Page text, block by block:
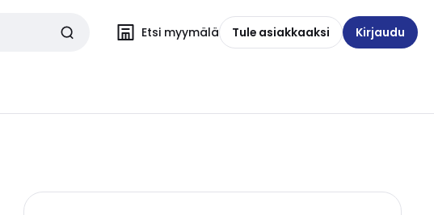
Etsi myymälä Tule asiakkaaksi Kirjaudu